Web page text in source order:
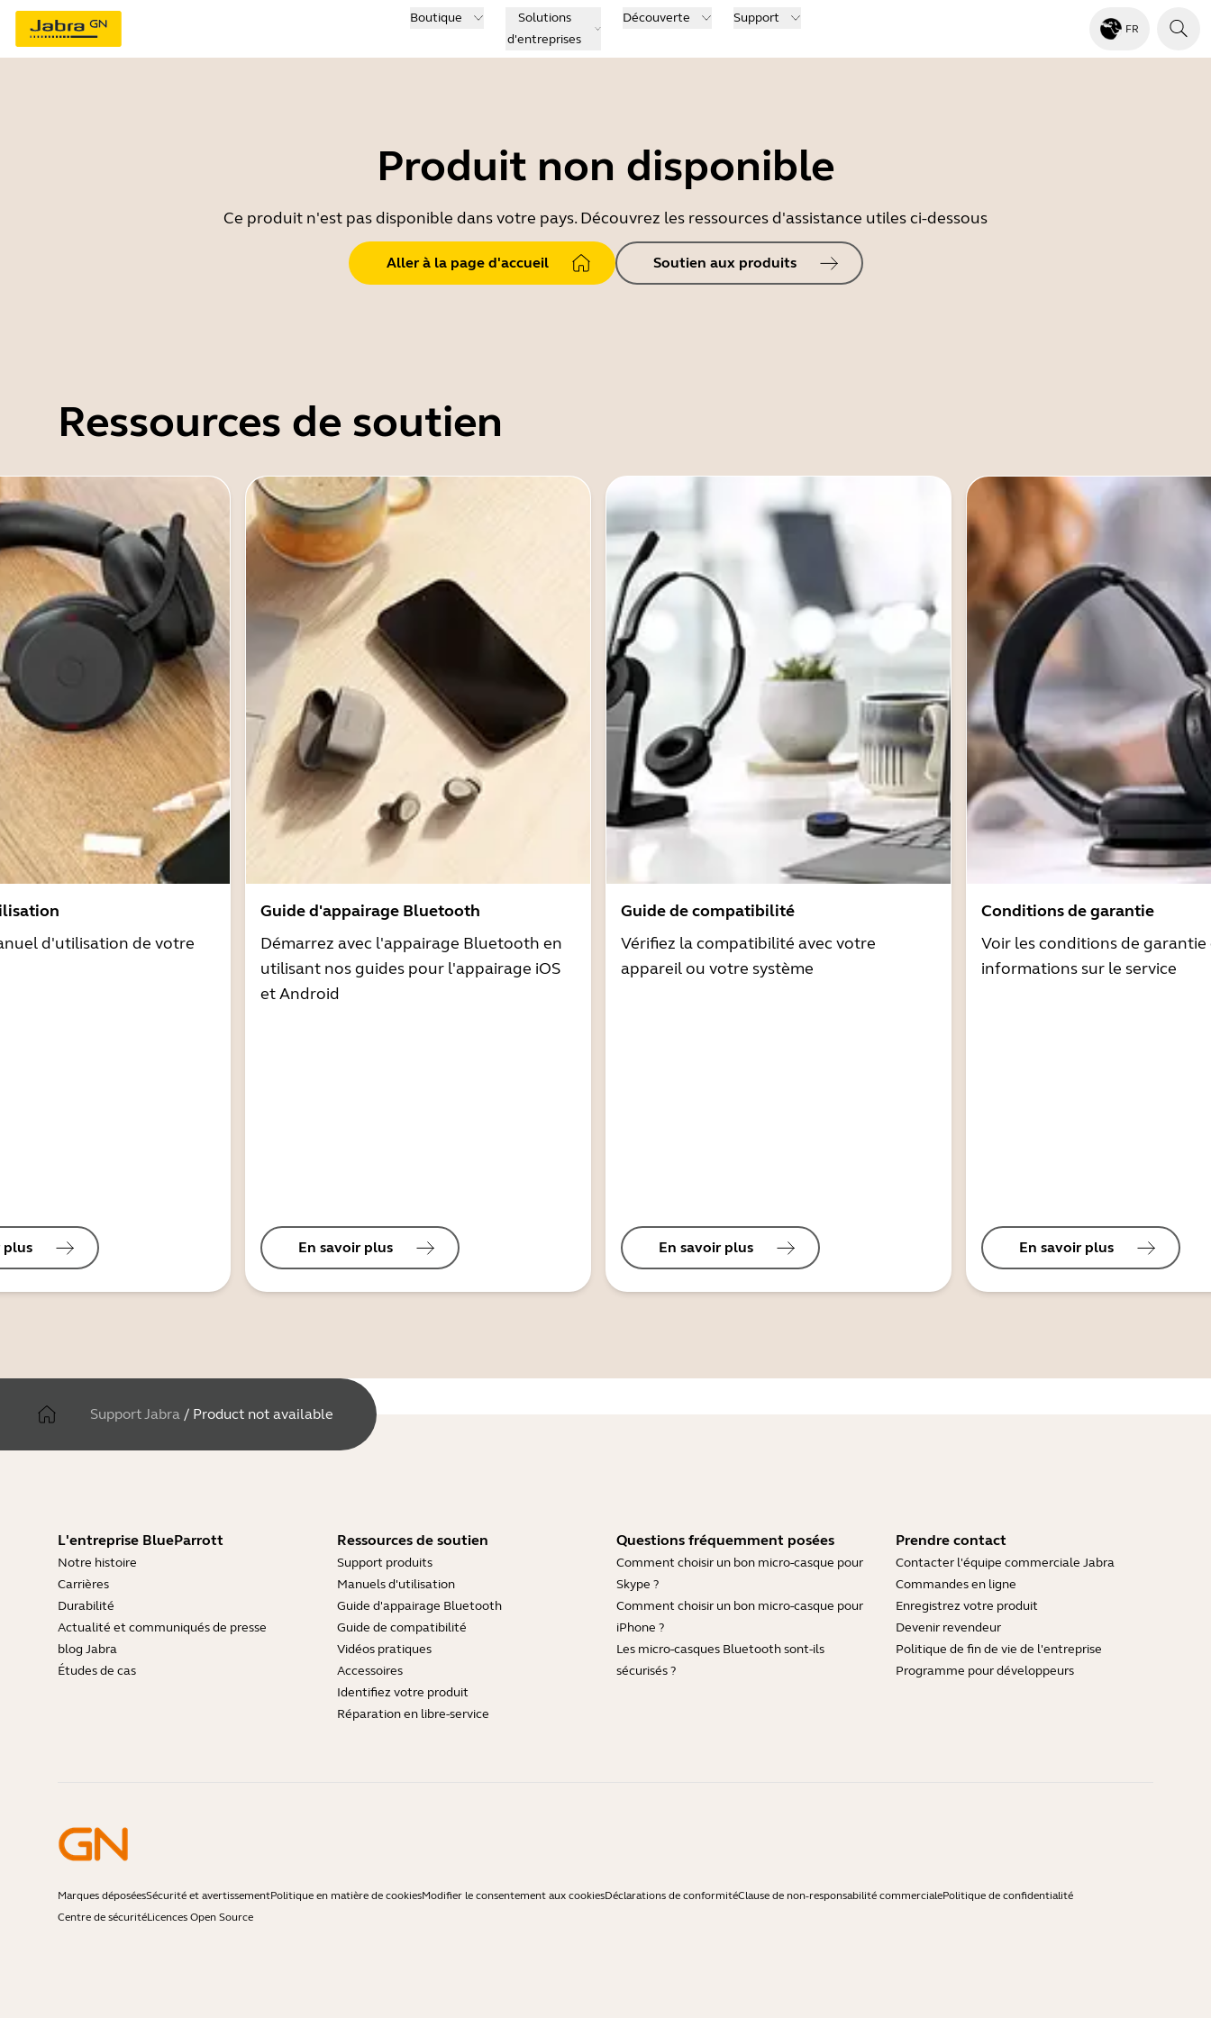
Boutique
Solutions
d'entreprises
Découverte Support
FR
Produit non disponible
Ce produit n'est pas disponible dans votre pays. Découvrez les ressources d'assistance utiles ci-dessous
Aller à la page d'accueil Soutien aux produits
Ressources de soutien
d'utilisation de votre
plus
Guide d'appairage Bluetooth
Démarrez avec l'appairage Bluetooth en
utilisant nos guides pour l'appairage iOS
et Android
En savoir plus
Guide de compatibilité
Vérifiez la compatibilité avec votre
appareil ou votre système
En savoir plus
Conditions de garantie
Voir les conditions de garantie
informations sur le service
En savoir plus
Support Jabra / Product not available
L'entreprise BlueParrott
Notre histoire
Carrières
Durabilité
Actualité et communiqués de presse
blog Jabra
Études de cas
Ressources de soutien
Support produits
Manuels d'utilisation
Guide d'appairage Bluetooth
Guide de compatibilité
Vidéos pratiques
Accessoires
Identifiez votre produit
Réparation en libre-service
Questions fréquemment posées
Comment choisir un bon micro-casque pour
Skype ?
Comment choisir un bon micro-casque pour
iPhone ?
Les micro-casques Bluetooth sont-ils
sécurisés ?
Prendre contact
Contacter l'équipe commerciale Jabra
Commandes en ligne
Enregistrez votre produit
Devenir revendeur
Politique de fin de vie de l'entreprise
Programme pour développeurs
Marques déposéesSécurité et avertissementPolitique en matière de cookiesModifier le consentement aux cookiesDéclarations de conformitéClause de non-responsabilité commercialePolitique de confidentialité
Centre de sécuritéLicences Open Source